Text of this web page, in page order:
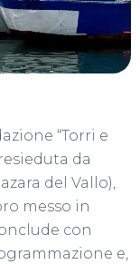
“Torri e
da
del Vallo),
messo in
con
e,